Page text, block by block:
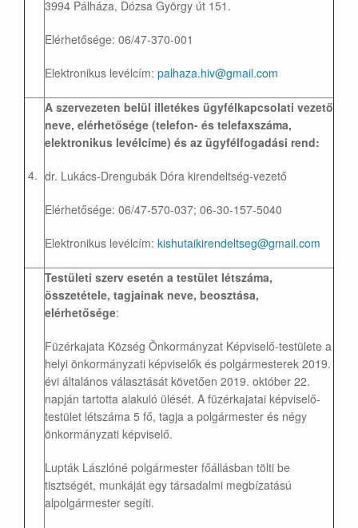
3994 Pálháza, Dózsa György út 151.
Elérhetősége: 06/47-370-001
Elektronikus levélcím: palhaza.hiv@gmail.com
4.
A szervezeten belül illetékes ügyfélkapcsolati vezető
neve, elérhetősége (telefon- és telefaxszáma,
elektronikus levélcíme) és az ügyfélfogadási rend:
dr. Lukács-Drengubák Dóra kirendeltség-vezető
Elérhetősége: 06/47-570-037; 06-30-157-5040
Elektronikus levélcím: kishutaikirendeltseg@gmail.com
Testületi szerv esetén a testület létszáma,
összetétele, tagjainak neve, beosztása,
elérhetősége:
Füzérkajata Község Önkormányzat Képviselő-testülete a
helyi önkormányzati képviselők és polgármesterek 2019.
évi általános választását követően 2019. október 22.
napján tartotta alakuló ülését. A füzérkajatai képviselő-
testület létszáma 5 fő, tagja a polgármester és négy
önkormányzati képviselő.
Lupták Lászlóné polgármester főállásban tölti be
tisztségét, munkáját egy társadalmi megbízatású
alpolgármester segíti.